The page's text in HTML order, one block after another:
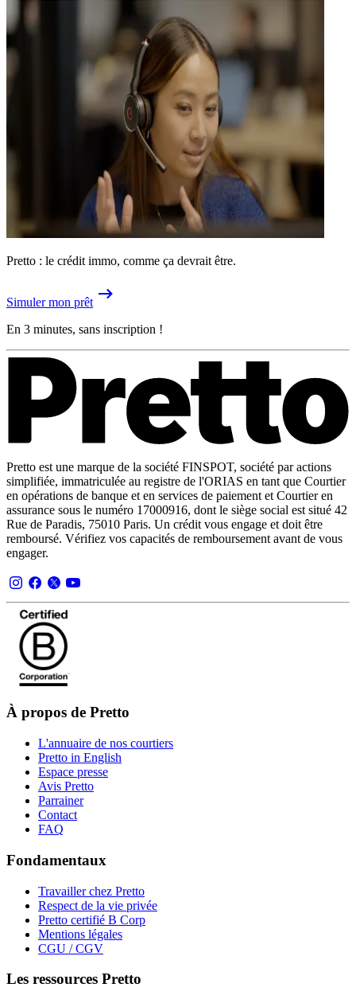
Pretto : le crédit immo, comme ça devrait être.
Simuler mon prêt
En 3 minutes, sans inscription !
Pretto est une marque de la société FINSPOT, société par actions
simplifiée, immatriculée au registre de l'ORIAS en tant que Courtier
en opérations de banque et en services de paiement et Courtier en
assurance sous le numéro 17000916, dont le siège social est situé 42
Rue de Paradis, 75010 Paris. Un crédit vous engage et doit être
remboursé. Vérifiez vos capacités de remboursement avant de vous
engager.
À propos de Pretto
L'annuaire de nos courtiers
Pretto in English
Espace presse
Avis Pretto
Parrainer
Contact
FAQ
Fondamentaux
Travailler chez Pretto
Respect de la vie privée
Pretto certifié B Corp
Mentions légales
CGU / CGV
Les ressources Pretto